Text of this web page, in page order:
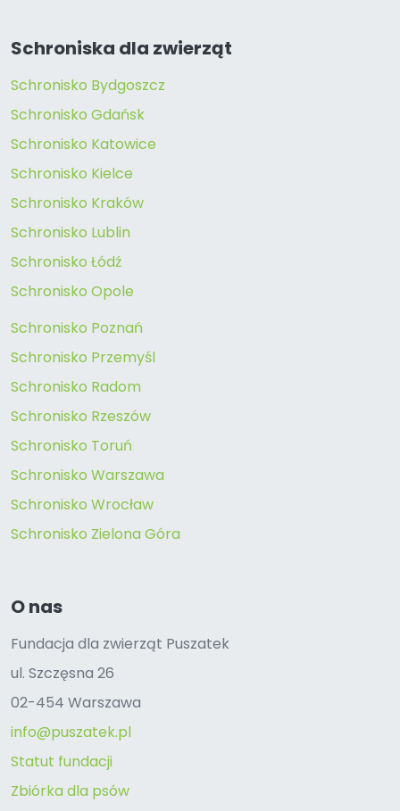
Schroniska dla zwierząt
Schronisko Bydgoszcz
Schronisko Gdańsk
Schronisko Katowice
Schronisko Kielce
Schronisko Kraków
Schronisko Lublin
Schronisko Łódź
Schronisko Opole
Schronisko Poznań
Schronisko Przemyśl
Schronisko Radom
Schronisko Rzeszów
Schronisko Toruń
Schronisko Warszawa
Schronisko Wrocław
Schronisko Zielona Góra
O nas
Fundacja dla zwierząt Puszatek
ul. Szczęsna 26
02-454 Warszawa
info@puszatek.pl
Statut fundacji
Zbiórka dla psów